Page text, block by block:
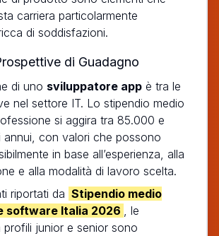
carriera particolarmente
di soddisfazioni.
di Guadagno
di uno sviluppatore app è tra le
nel settore IT. Lo stipendio medio
si aggira tra 85.000 e
annui, con valori che possono
in base all’esperienza, alla
e alla modalità di lavoro scelta.
riportati da Stipendio medio
software Italia 2026
, le
junior e senior sono